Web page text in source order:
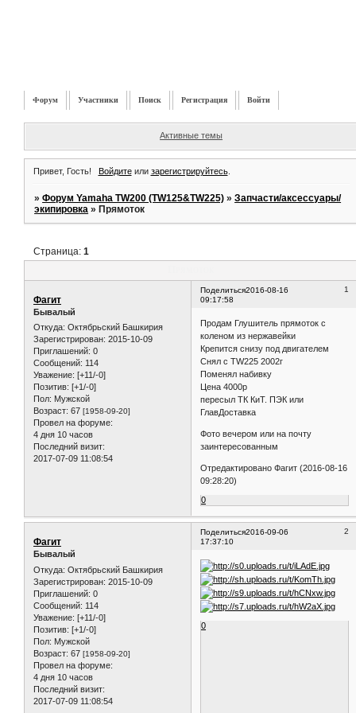
Форум Участники Поиск Регистрация Войти
Активные темы
Привет, Гость! Войдитеили зарегистрируйтесь.
»Форум Yamaha TW200 (TW125&TW225) »Запчасти/аксессуары/
экипировка »Прямоток
Страница:1
Поделиться 1
2016-08-16
09:17:58
Фагит
Бывалый
Откуда: Октябрьский Башкирия
Зарегистрирован: 2015-10-09
Приглашений: 0
Сообщений: 114
Уважение: [+11/-0]
Позитив: [+1/-0]
Пол: Мужской
Возраст: 67 [1958-09-20]
Провел на форуме:
4 дня 10 часов
Последний визит:
2017-07-09 11:08:54
Продам Глушитель прямоток с
коленом из нержавейки
Крепится снизу под двигателем
Снял с TW225 2002г
Поменял набивку
Цена 4000р
пересыл ТК КиТ. ПЭК или
ГлавДоставка
Фото вечером или на почту
заинтересованным
Отредактировано Фагит (2016-08-16
09:28:20)
0
Поделиться 2
2016-09-06
17:37:10
Фагит
Бывалый
Откуда: Октябрьский Башкирия
Зарегистрирован: 2015-10-09
Приглашений: 0
Сообщений: 114
Уважение: [+11/-0]
Позитив: [+1/-0]
Пол: Мужской
Возраст: 67 [1958-09-20]
Провел на форуме:
4 дня 10 часов
Последний визит:
2017-07-09 11:08:54
0